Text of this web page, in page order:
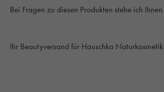
Bei Fragen zu diesen Produkten stehe ich
Ihr Beautyversand für Hauschka Naturkosmetik!